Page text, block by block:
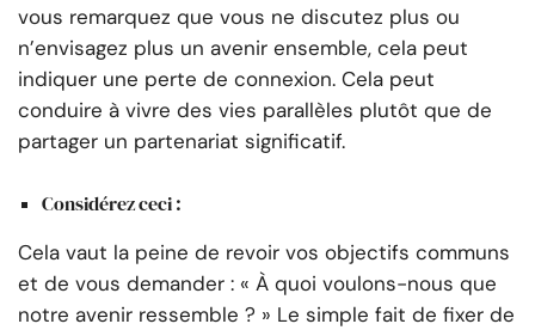
vous remarquez que vous ne discutez plus ou
n’envisagez plus un avenir ensemble, cela peut
indiquer une perte de connexion. Cela peut
conduire à vivre des vies parallèles plutôt que de
partager un partenariat significatif.
Considérez ceci :
Cela vaut la peine de revoir vos objectifs communs
et de vous demander : « À quoi voulons-nous que
notre avenir ressemble ? » Le simple fait de fixer de